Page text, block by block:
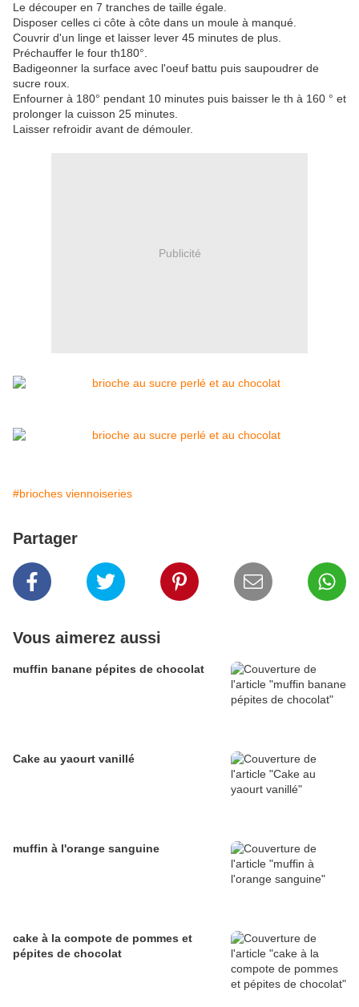
Le découper en 7 tranches de taille égale.
Disposer celles ci côte à côte dans un moule à manqué.
Couvrir d'un linge et laisser lever 45 minutes de plus.
Préchauffer le four th180°.
Badigeonner la surface avec l'oeuf battu puis saupoudrer de
sucre roux.
Enfourner à 180° pendant 10 minutes puis baisser le th à 160 ° et
prolonger la cuisson 25 minutes.
Laisser refroidir avant de démouler.
Publicité
#brioches viennoiseries
Partager
Vous aimerez aussi
muffin banane pépites de chocolat
Cake au yaourt vanillé
muffin à l'orange sanguine
cake à la compote de pommes et
pépites de chocolat